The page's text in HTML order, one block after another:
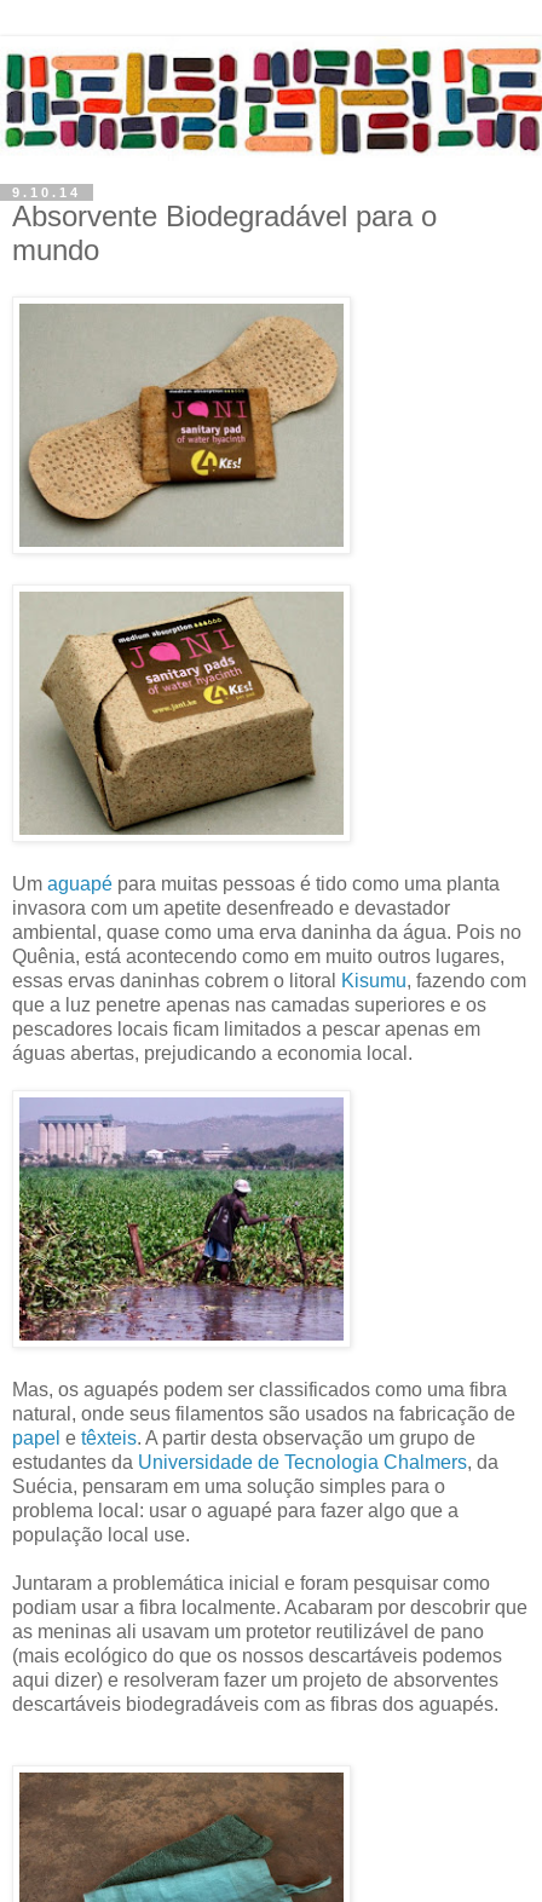
9.10.14
Absorvente Biodegradável para o
mundo
Um aguapé para muitas pessoas é tido como uma planta
invasora com um apetite desenfreado e devastador
ambiental, quase como uma erva daninha da água. Pois no
Quênia, está acontecendo como em muito outros lugares,
essas ervas daninhas cobrem o litoral
Kisumu, fazendo com
que a luz penetre apenas nas camadas superiores e os
pescadores locais ficam limitados a pescar apenas em
águas abertas, prejudicando a economia local.
Mas, os aguapés podem ser classificados como uma fibra
natural, onde seus filamentos são usados na fabricação de
papel e têxteis. A partir desta observação um grupo de
estudantes da Universidade de Tecnologia Chalmers, da
Suécia, pensaram em uma solução simples para o
problema local: usar o aguapé para fazer algo que a
população local use.
Juntaram a problemática inicial e foram pesquisar como
podiam usar a fibra localmente. Acabaram por descobrir que
as meninas ali usavam um protetor reutilizável de pano
(mais ecológico do que os nossos descartáveis podemos
aqui dizer) e resolveram fazer um projeto de absorventes
descartáveis biodegradáveis com as fibras dos aguapés.